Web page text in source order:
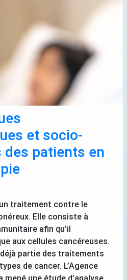
et socio-
des patients en
traitement contre le
Elle consiste à
afin qu’il
aux cellules cancéreuses.
partie des traitements
de cancer. L’Agence